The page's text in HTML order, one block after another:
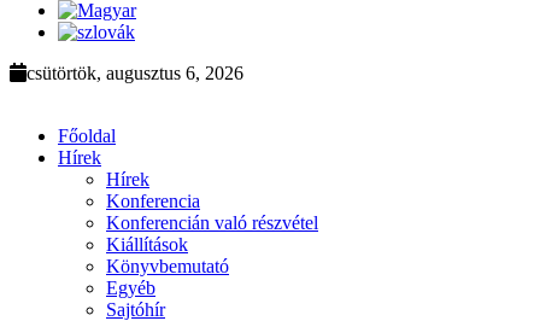
csütörtök, augusztus 6, 2026
Főoldal
Hírek
Hírek
Konferencia
Konferencián való részvétel
Kiállítások
Könyvbemutató
Egyéb
Sajtóhír